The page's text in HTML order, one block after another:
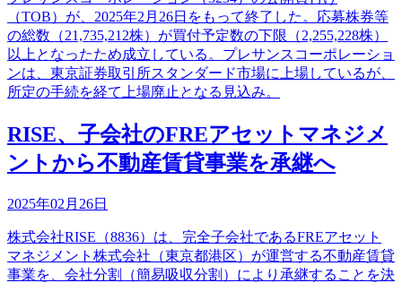
（TOB）が、2025年2月26日をもって終了した。応募株券等
の総数（21,735,212株）が買付予定数の下限（2,255,228株）
以上となったため成立している。プレサンスコーポレーショ
ンは、東京証券取引所スタンダード市場に上場しているが、
所定の手続を経て上場廃止となる見込み。
RISE、子会社のFREアセットマネジメ
ントから不動産賃貸事業を承継へ
2025年02月26日
株式会社RISE（8836）は、完全子会社であるFREアセット
マネジメント株式会社（東京都港区）が運営する不動産賃貸
事業を、会社分割（簡易吸収分割）により承継することを決